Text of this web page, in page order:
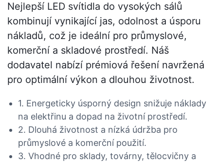
Nejlepší LED svítidla do vysokých sálů
kombinují vynikající jas, odolnost a úsporu
nákladů, což je ideální pro průmyslové,
komerční a skladové prostředí. Náš
dodavatel nabízí prémiová řešení navržená
pro optimální výkon a dlouhou životnost.
1. Energeticky úsporný design snižuje náklady
na elektřinu a dopad na životní prostředí.
2. Dlouhá životnost a nízká údržba pro
průmyslové a komerční použití.
3. Vhodné pro sklady, továrny, tělocvičny a